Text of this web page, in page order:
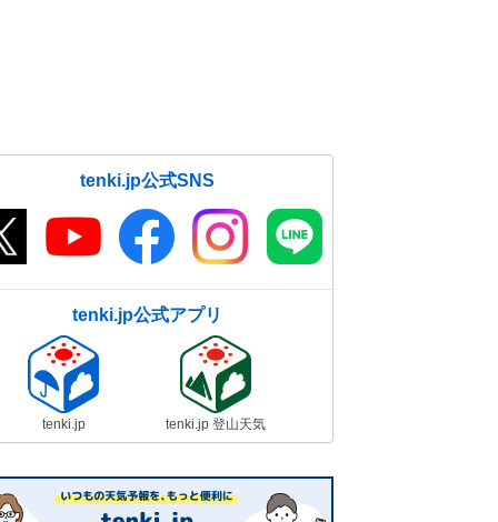
tenki.jp公式SNS
tenki.jp公式アプリ
tenki.jp tenki.jp 登山天気